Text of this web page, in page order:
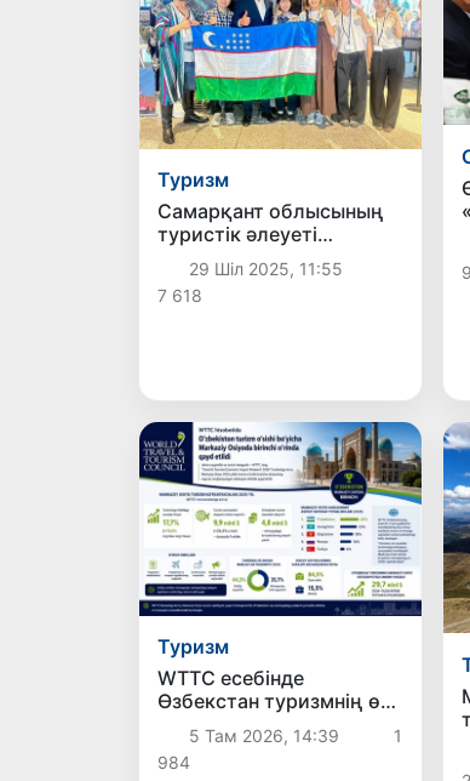
Туризм
Самарқант облысының
туристік әлеуеті
Жапонияда
насихатталды
29 Шіл 2025, 11:55
7 618
Туризм
WTTC есебінде
Өзбекстан туризмнің өсу
қарқыны бойынша
Орталық Азияда бірінші
орынға шықты
5 Там 2026, 14:39
1
984